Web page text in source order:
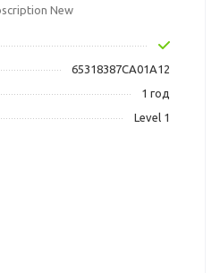
New
65318387CA01A12
1 год
Level 1